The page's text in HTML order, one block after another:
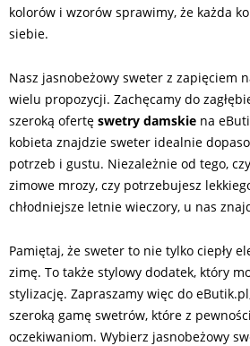
kolorów i wzorów sprawimy, że każda
siebie.
Nasz jasnobeżowy sweter z zapięciem
wielu propozycji. Zachęcamy do
szeroką ofertę swetry damskie na
kobieta znajdzie sweter idealnie
potrzeb i gustu. Niezależnie od tego,
zimowe mrozy, czy potrzebujesz
chłodniejsze letnie wieczory, u nas
Pamiętaj, że sweter to nie tylko ciepły
zimę. To także stylowy dodatek, który
stylizację. Zapraszamy więc do
szeroką gamę swetrów, które z
oczekiwaniom. Wybierz jasnobeżowy